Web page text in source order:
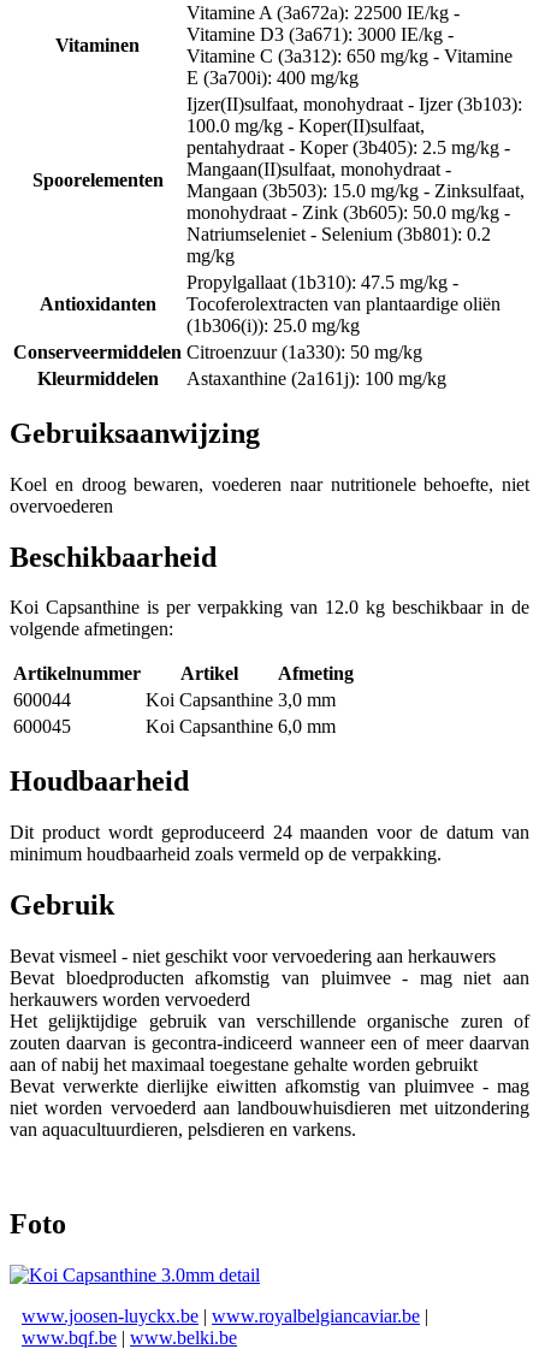
Vitaminen
Vitamine A (3a672a): 22500 IE/kg -
Vitamine D3 (3a671): 3000 IE/kg -
Vitamine C (3a312): 650 mg/kg - Vitamine
E (3a700i): 400 mg/kg
Spoorelementen
Ijzer(II)sulfaat, monohydraat - Ijzer (3b103):
100.0 mg/kg - Koper(II)sulfaat,
pentahydraat - Koper (3b405): 2.5 mg/kg -
Mangaan(II)sulfaat, monohydraat -
Mangaan (3b503): 15.0 mg/kg - Zinksulfaat,
monohydraat - Zink (3b605): 50.0 mg/kg -
Natriumseleniet - Selenium (3b801): 0.2
mg/kg
Antioxidanten
Propylgallaat (1b310): 47.5 mg/kg -
Tocoferolextracten van plantaardige oliën
(1b306(i)): 25.0 mg/kg
Conserveermiddelen Citroenzuur (1a330): 50 mg/kg
Kleurmiddelen
Astaxanthine (2a161j): 100 mg/kg
Gebruiksaanwijzing
Koel en droog bewaren, voederen naar nutritionele behoefte, niet
overvoederen
Beschikbaarheid
Koi Capsanthine is per verpakking van 12.0 kg beschikbaar in de
volgende afmetingen:
Artikelnummer Artikel
Afmeting
600044
Koi Capsanthine 3,0 mm
600045
Koi Capsanthine 6,0 mm
Houdbaarheid
Dit product wordt geproduceerd 24 maanden voor de datum van
minimum houdbaarheid zoals vermeld op de verpakking.
Gebruik
Bevat vismeel - niet geschikt voor vervoedering aan herkauwers
Bevat bloedproducten afkomstig van pluimvee - mag niet aan
herkauwers worden vervoederd
Het gelijktijdige gebruik van verschillende organische zuren of
zouten daarvan is gecontra-indiceerd wanneer een of meer daarvan
aan of nabij het maximaal toegestane gehalte worden gebruikt
Bevat verwerkte dierlijke eiwitten afkomstig van pluimvee - mag
niet worden vervoederd aan landbouwhuisdieren met uitzondering
van aquacultuurdieren, pelsdieren en varkens.
Foto
www.joosen-luyckx.be | www.royalbelgiancaviar.be |
www.bqf.be | www.belki.be